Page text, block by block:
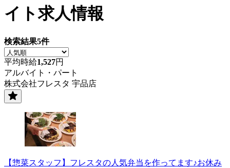
イト求人情報
検索結果5件
平均時給1,527円
アルバイト・パート
株式会社フレスタ 宇品店
【惣菜スタッフ】フレスタの人気弁当を作ってます♪お休み